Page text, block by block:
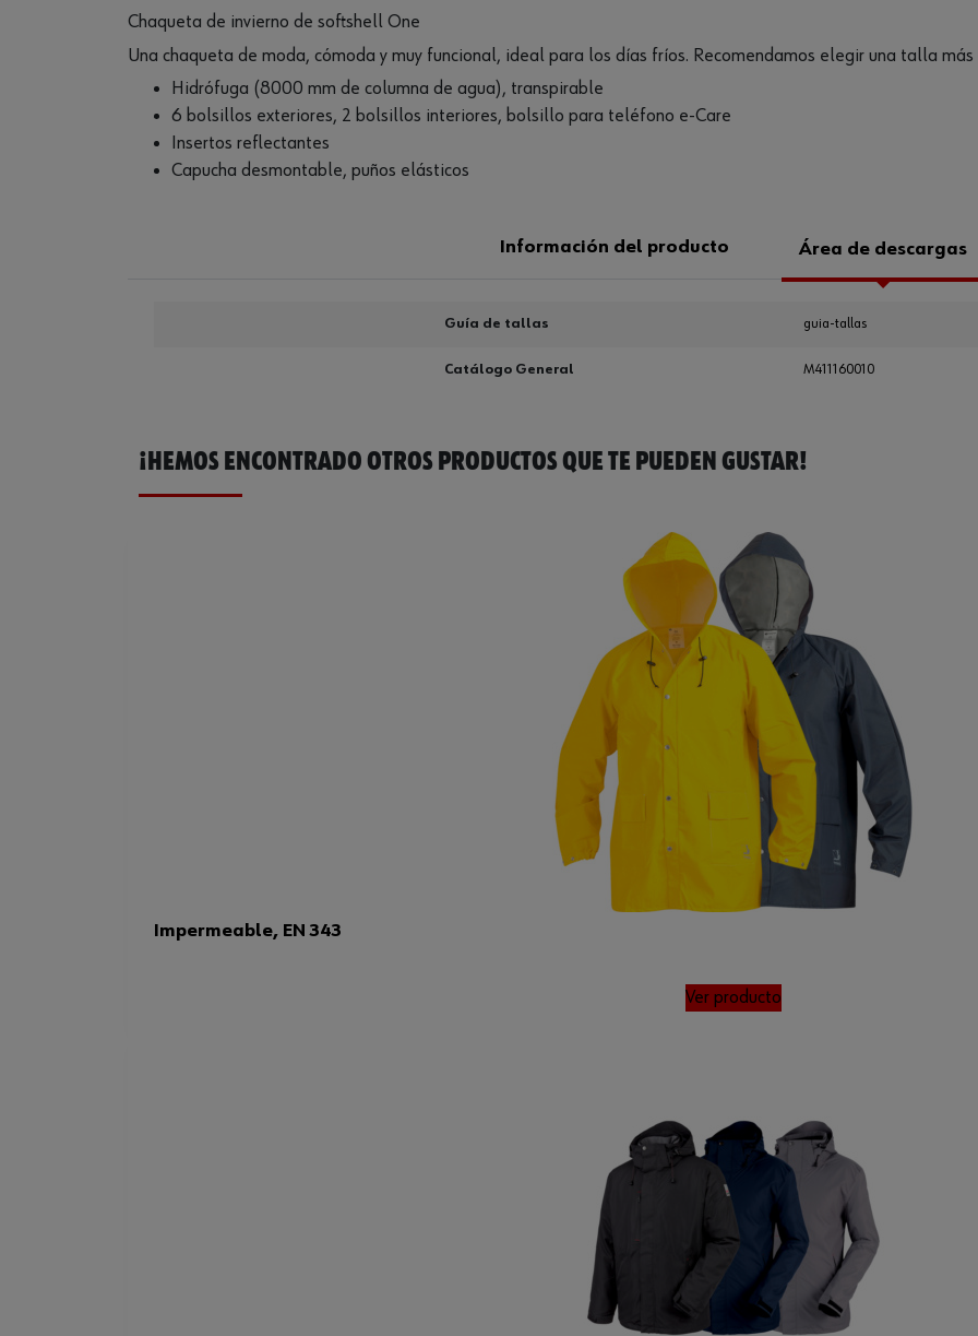
Chaqueta de invierno de softshell One
Una chaqueta de moda, cómoda y muy funcional, ideal para los días fríos. Recomendamos elegir una talla
Hidrófuga (8000 mm de columna de agua), transpirable
6 bolsillos exteriores, 2 bolsillos interiores, bolsillo para teléfono e-Care
Insertos reflectantes
Capucha desmontable, puños elásticos
Información del producto Área de descargas
Guía de tallas guia-tallas
Catálogo General M411160010
¡HEMOS ENCONTRADO OTROS PRODUCTOS QUE TE PUEDEN GUSTAR!
Impermeable, EN 343
Ver producto